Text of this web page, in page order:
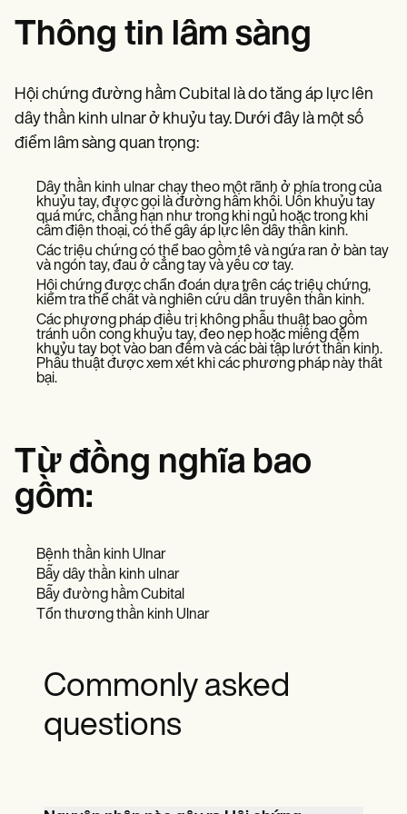
Thông tin lâm sàng
Hội chứng đường hầm Cubital là do tăng áp lực lên
dây thần kinh ulnar ở khuỷu tay. Dưới đây là một số
điểm lâm sàng quan trọng:
Dây thần kinh ulnar chạy theo một rãnh ở phía trong của
khuỷu tay, được gọi là đường hầm khối. Uốn khuỷu tay
quá mức, chẳng hạn như trong khi ngủ hoặc trong khi
cầm điện thoại, có thể gây áp lực lên dây thần kinh.
Các triệu chứng có thể bao gồm tê và ngứa ran ở bàn tay
và ngón tay, đau ở cẳng tay và yếu cơ tay.
Hội chứng được chẩn đoán dựa trên các triệu chứng,
kiểm tra thể chất và nghiên cứu dẫn truyền thần kinh.
Các phương pháp điều trị không phẫu thuật bao gồm
tránh uốn cong khuỷu tay, đeo nẹp hoặc miếng đệm
khuỷu tay bọt vào ban đêm và các bài tập lướt thần kinh.
Phẫu thuật được xem xét khi các phương pháp này thất
bại.
Từ đồng nghĩa bao
gồm:
Bệnh thần kinh Ulnar
Bẫy dây thần kinh ulnar
Bẫy đường hầm Cubital
Tổn thương thần kinh Ulnar
Commonly asked
questions